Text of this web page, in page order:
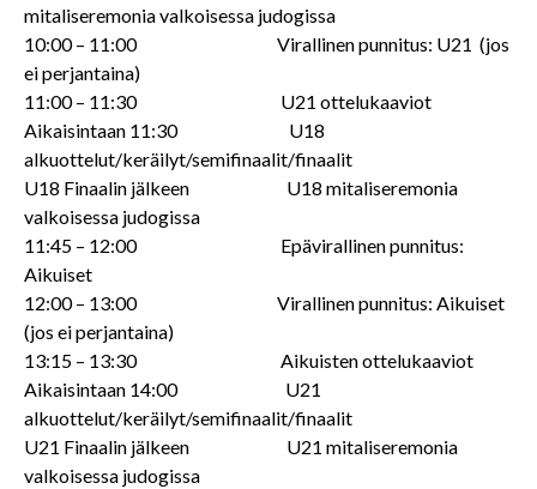
mitaliseremonia valkoisessa judogissa
10:00 – 11:00 Virallinen punnitus: U21 (jos
ei perjantaina)
11:00 – 11:30 U21 ottelukaaviot
Aikaisintaan 11:30 U18
alkuottelut/keräilyt/semifinaalit/finaalit
U18 Finaalin jälkeen U18 mitaliseremonia
valkoisessa judogissa
11:45 – 12:00 Epävirallinen punnitus:
Aikuiset
12:00 – 13:00 Virallinen punnitus: Aikuiset
(jos ei perjantaina)
13:15 – 13:30 Aikuisten ottelukaaviot
Aikaisintaan 14:00 U21
alkuottelut/keräilyt/semifinaalit/finaalit
U21 Finaalin jälkeen U21 mitaliseremonia
valkoisessa judogissa